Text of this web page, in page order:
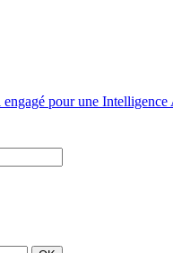
pour une